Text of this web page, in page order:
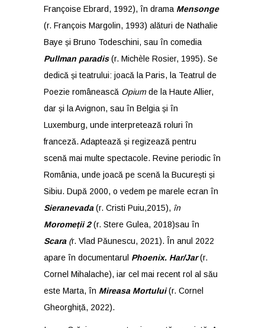
Françoise Ebrard, 1992), în drama Mensonge
(r. François Margolin, 1993) alături de Nathalie
Baye și Bruno Todeschini, sau în comedia
Pullman paradis(r. Michèle Rosier, 1995). Se
dedică și teatrului: joacă la Paris, la Teatrul de
Poezie românească Opium de la Haute Allier,
dar și la Avignon, sau în Belgia și în
Luxemburg, unde interpretează roluri în
franceză. Adaptează și regizează pentru
scenă mai multe spectacole. Revine periodic în
România, unde joacă pe scenă la București și
Sibiu. După 2000, o vedem pe marele ecran în
Sieranevada(r. Cristi Puiu,2015), în
Moromeții 2(r. Stere Gulea, 2018)sau în
Scara (r. Vlad Păunescu, 2021). În anul 2022
apare în documentarul Phoenix. Har/Jar(r.
Cornel Mihalache), iar cel mai recent rol al său
este Marta, în Mireasa Mortului(r. Cornel
Gheorghiță, 2022).